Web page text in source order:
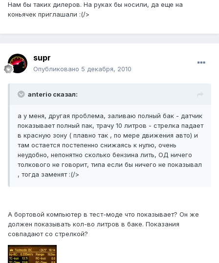
Нам бы таких дилеров. На руках бы носили, да еще на
коньячек приглашали :(/>
supr
Опубликовано 5 декабря, 2010
anterio сказал:
а у меня, другая проблема, заливаю полный бак - датчик
показывает полный пак, трачу 10 литров - стрелка падает
в красную зону ( плавно так , по мере движения авто) и
там остается постепенно снижаясь к нулю, очень
неудобно, непонятно сколько бензина лить, ОД ничего
толкового не говорит, типа если бы ничего не показывал
, тогда заменят :(/>
А бортовой компьютер в тест-моде что показывает? Он же
должен показывать кол-во литров в баке. Показания
совпадают со стрелкой?